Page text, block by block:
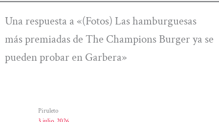
Una respuesta a «(Fotos) Las hamburguesas
más premiadas de The Champions Burger ya se
pueden probar en Garbera»
Piruleto